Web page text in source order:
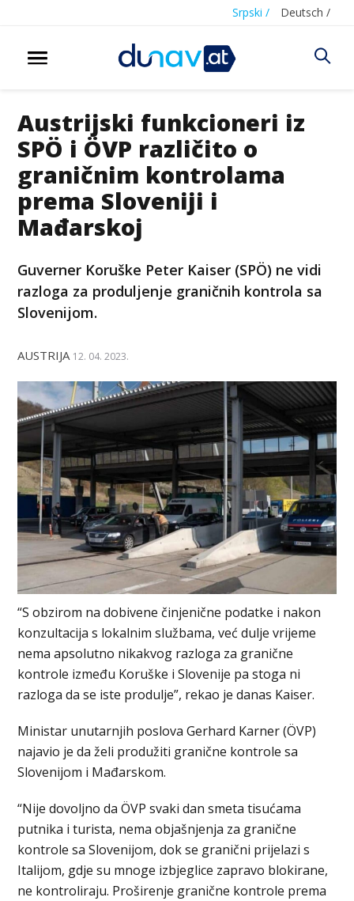
Srpski / Deutsch /
Austrijski funkcioneri iz
SPÖ i ÖVP različito o
graničnim kontrolama
prema Sloveniji i
Mađarskoj
Guverner Koruške Peter Kaiser (SPÖ) ne vidi
razloga za produljenje graničnih kontrola sa
Slovenijom.
AUSTRIJA 12. 04. 2023.
“S obzirom na dobivene činjenične podatke i nakon
konzultacija s lokalnim službama, već dulje vrijeme
nema apsolutno nikakvog razloga za granične
kontrole između Koruške i Slovenije pa stoga ni
razloga da se iste produlje”, rekao je danas Kaiser.
Ministar unutarnjih poslova Gerhard Karner (ÖVP)
najavio je da želi produžiti granične kontrole sa
Slovenijom i Mađarskom.
“Nije dovoljno da ÖVP svaki dan smeta tisućama
putnika i turista, nema objašnjenja za granične
kontrole sa Slovenijom, dok se granični prijelazi s
Italijom, gdje su mnoge izbjeglice zapravo blokirane,
ne kontroliraju. Proširenje granične kontrole prema